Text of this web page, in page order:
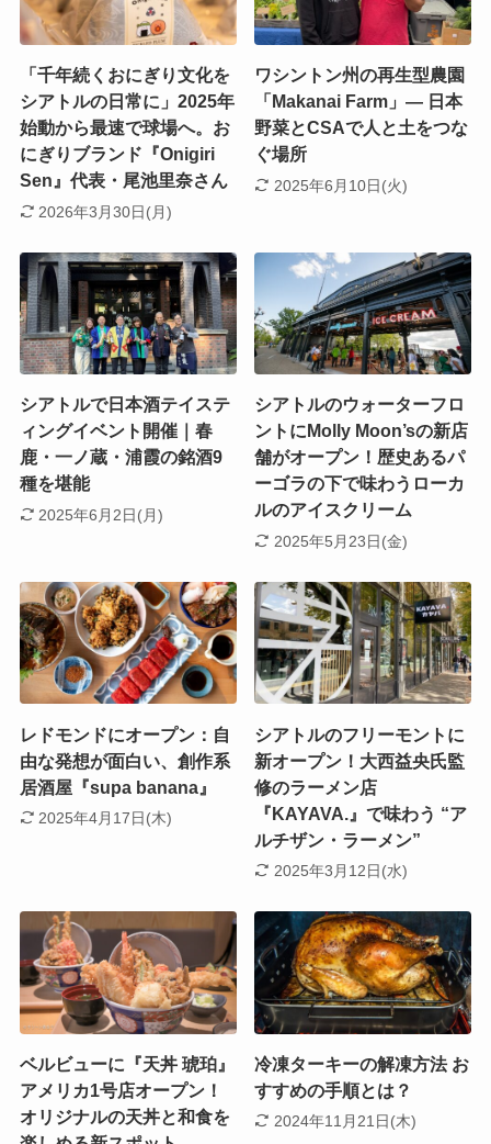
「千年続くおにぎり文化を
シアトルの日常に」2025年
始動から最速で球場へ。お
にぎりブランド『Onigiri
Sen』代表・尾池里奈さん
2026年3月30日(月)
ワシントン州の再生型農園
「Makanai Farm」― 日本
野菜とCSAで人と土をつな
ぐ場所
2025年6月10日(火)
シアトルで日本酒テイステ
ィングイベント開催｜春
鹿・一ノ蔵・浦霞の銘酒9
種を堪能
2025年6月2日(月)
シアトルのウォーターフロ
ントにMolly Moon’sの新店
舗がオープン！歴史あるパ
ーゴラの下で味わうローカ
ルのアイスクリーム
2025年5月23日(金)
レドモンドにオープン：自
由な発想が面白い、創作系
居酒屋『supa banana』
2025年4月17日(木)
シアトルのフリーモントに
新オープン！大西益央氏監
修のラーメン店
『KAYAVA.』で味わう “ア
ルチザン・ラーメン”
2025年3月12日(水)
ベルビューに『天丼 琥珀』
アメリカ1号店オープン！
オリジナルの天丼と和食を
冷凍ターキーの解凍方法 お
すすめの手順とは？
2024年11月21日(木)